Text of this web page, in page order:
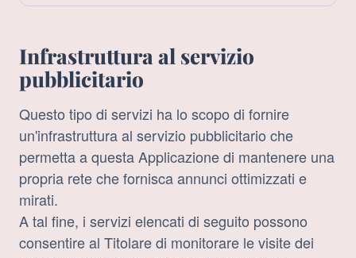
Infrastruttura al servizio
pubblicitario
Questo tipo di servizi ha lo scopo di fornire
un'infrastruttura al servizio pubblicitario che
permetta a questa Applicazione di mantenere una
propria rete che fornisca annunci ottimizzati e
mirati.
A tal fine, i servizi elencati di seguito possono
consentire al Titolare di monitorare le visite dei